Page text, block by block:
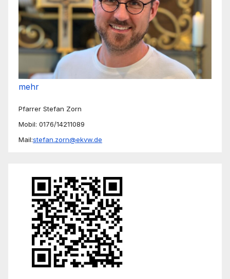
mehr
Pfarrer Stefan Zorn
Mobil: 0176/14211089
Mail:stefan.zorn@ekvw.de